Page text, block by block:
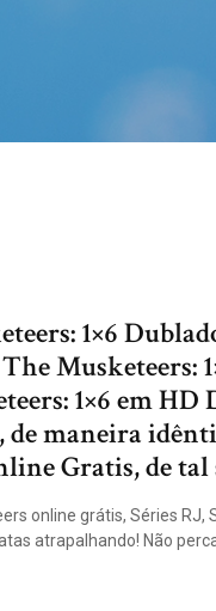
1×6
Musketeers:
1×6 em HD
de maneira
Gratis, de
online grátis, Séries RJ,
atrapalhando! Não